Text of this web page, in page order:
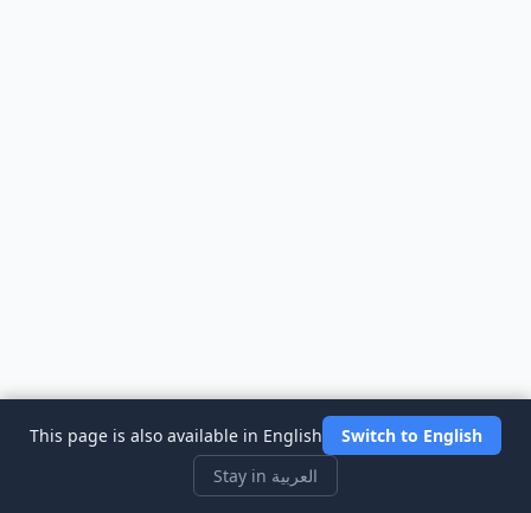
This page is also available in English
Switch to English
Stay in العربية